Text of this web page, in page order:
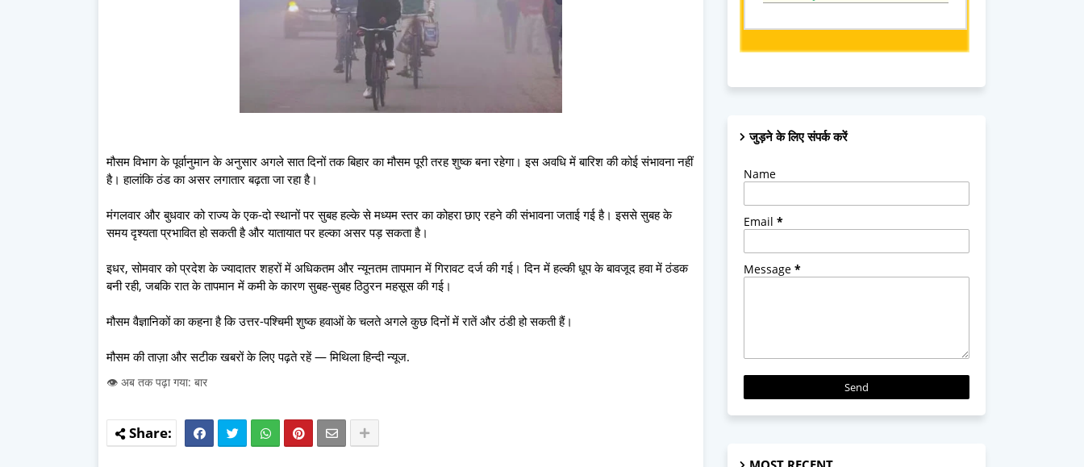
मौसम विभाग के पूर्वानुमान के अनुसार अगले सात दिनों तक बिहार का मौसम पूरी तरह शुष्क बना रहेगा। इस अवधि में बारिश की कोई संभावना नहीं
है। हालांकि ठंड का असर लगातार बढ़ता जा रहा है।
मंगलवार और बुधवार को राज्य के एक-दो स्थानों पर सुबह हल्के से मध्यम स्तर का कोहरा छाए रहने की संभावना जताई गई है। इससे सुबह के
समय दृश्यता प्रभावित हो सकती है और यातायात पर हल्का असर पड़ सकता है।
इधर, सोमवार को प्रदेश के ज्यादातर शहरों में अधिकतम और न्यूनतम तापमान में गिरावट दर्ज की गई। दिन में हल्की धूप के बावजूद हवा में ठंडक
बनी रही, जबकि रात के तापमान में कमी के कारण सुबह-सुबह ठिठुरन महसूस की गई।
मौसम वैज्ञानिकों का कहना है कि उत्तर-पश्चिमी शुष्क हवाओं के चलते अगले कुछ दिनों में रातें और ठंडी हो सकती हैं।
मौसम की ताज़ा और सटीक खबरों के लिए पढ़ते रहें — मिथिला हिन्दी न्यूज.
👁️ अब तक पढ़ा गया: बार
जुड़ने के लिए संपर्क करें
Name
Email *
Message *